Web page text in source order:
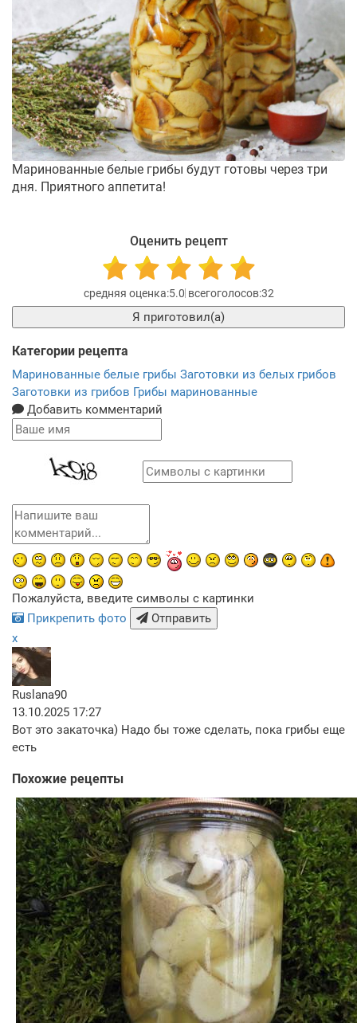
Маринованные белые грибы будут готовы через три
дня. Приятного аппетита!
Оценить рецепт
5.0 32
Я приготовил(а)
Категории рецепта
Маринованные белые грибы Заготовки из белых грибов
Заготовки из грибов Грибы маринованные
Добавить комментарий
Пожалуйста, введите символы с картинки
Прикрепить фото
Отправить
x
Ruslana90
13.10.2025 17:27
Вот это закаточка) Надо бы тоже сделать, пока грибы еще
есть
Похожие рецепты